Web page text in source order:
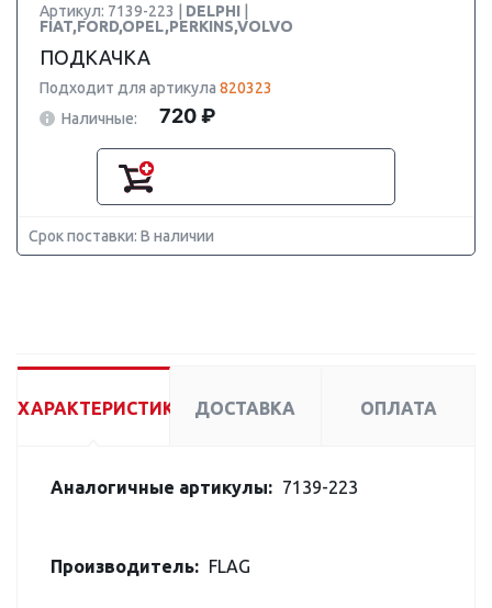
Артикул: 7139-223 | DELPHI
FIAT,FORD,OPEL,PERKINS,VOLVO
ПОДКАЧКА
Подходит для артикула 820323
Наличные:
720 ₽
Срок поставки: В наличии
ХАРАКТЕРИСТИКИ ДОСТАВКА ОПЛАТА
Аналогичные артикулы: 7139-223
Производитель: FLAG